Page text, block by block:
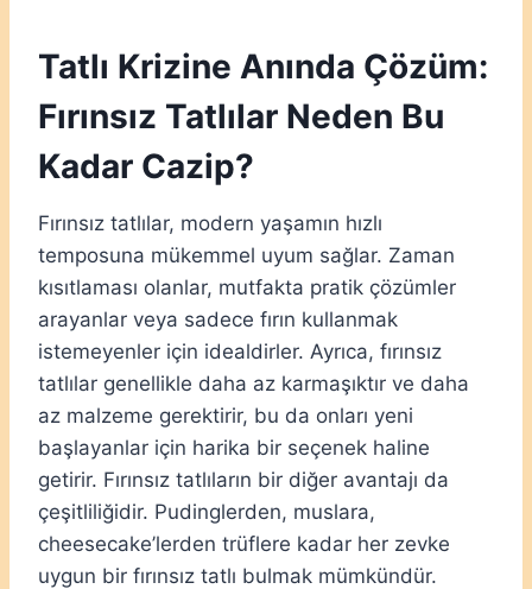
Tatlı Krizine Anında Çözüm:
Fırınsız Tatlılar Neden Bu
Kadar Cazip?
Fırınsız tatlılar, modern yaşamın hızlı
temposuna mükemmel uyum sağlar. Zaman
kısıtlaması olanlar, mutfakta pratik çözümler
arayanlar veya sadece fırın kullanmak
istemeyenler için idealdirler. Ayrıca, fırınsız
tatlılar genellikle daha az karmaşıktır ve daha
az malzeme gerektirir, bu da onları yeni
başlayanlar için harika bir seçenek haline
getirir. Fırınsız tatlıların bir diğer avantajı da
çeşitliliğidir. Pudinglerden, muslara,
cheesecake’lerden trüflere kadar her zevke
uygun bir fırınsız tatlı bulmak mümkündür.